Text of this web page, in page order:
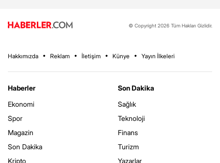
© Copyright 2026 Tüm Hakları Gizlidir.
Hakkımızda Reklam İletişim Künye Yayın İlkeleri
Haberler
Ekonomi
Spor
Magazin
Son Dakika
Kripto
Son Dakika
Sağlık
Teknoloji
Finans
Turizm
Yazarlar